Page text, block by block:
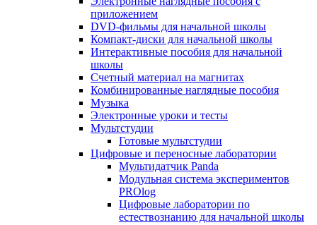
приложением
DVD-фильмы для начальной школы
Компакт-диски для начальной школы
Интерактивные пособия для начальной
школы
Счетный материал на магнитах
Комбинированные наглядные пособия
Музыка
Электронные уроки и тесты
Мультстудии
Готовые мультстудии
Цифровые и переносные лаборатории
Мультидатчик Panda
Модульная система экспериментов
PROlog
Цифровые лаборатории по
естествознанию для начальной школы